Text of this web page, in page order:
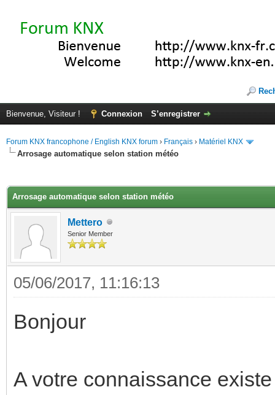
Bienvenue, Visiteur ! Connexion S’enregistrer
Forum KNX francophone / English KNX forum › Français › Matériel KNX
Arrosage automatique selon station météo
Arrosage automatique selon station météo
Mettero
Senior Member
05/06/2017, 11:16:13
Bonjour
A votre connaissance